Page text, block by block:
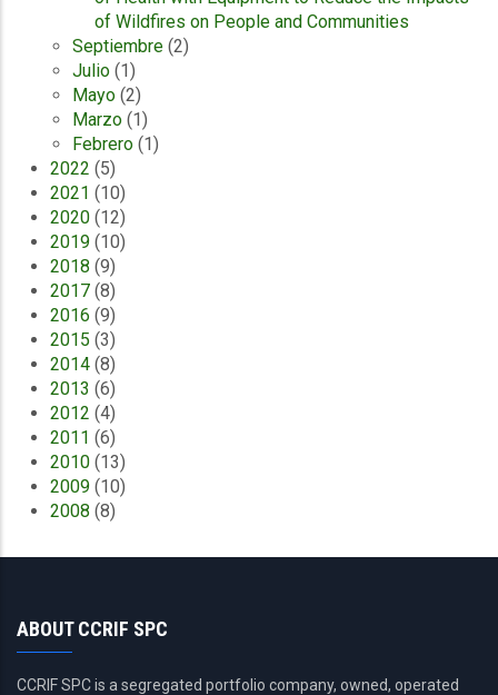
of Wildfires on People and Communities
Septiembre (2)
Julio (1)
Mayo (2)
Marzo (1)
Febrero (1)
2022 (5)
2021 (10)
2020 (12)
2019 (10)
2018 (9)
2017 (8)
2016 (9)
2015 (3)
2014 (8)
2013 (6)
2012 (4)
2011 (6)
2010 (13)
2009 (10)
2008 (8)
ABOUT CCRIF SPC
CCRIF SPC is a segregated portfolio company, owned, operated